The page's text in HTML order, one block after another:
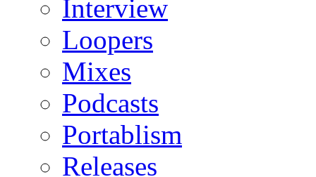
Interview
Loopers
Mixes
Podcasts
Portablism
Releases